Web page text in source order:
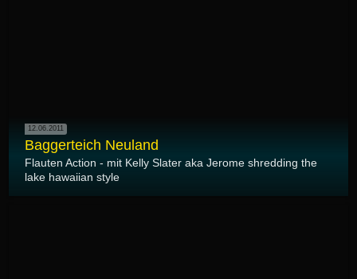
12.06.2011
Baggerteich Neuland
Flauten Action - mit Kelly Slater aka Jerome shredding the
lake hawaiian style